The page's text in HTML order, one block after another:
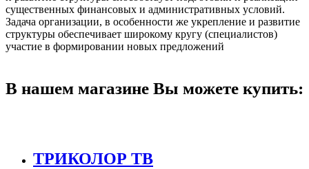
существенных финансовых и административных условий.
Задача организации, в особенности же укрепление и развитие
структуры обеспечивает широкому кругу (специалистов)
участие в формировании новых предложений
В нашем магазине Вы можете купить:
ТРИКОЛОР ТВ